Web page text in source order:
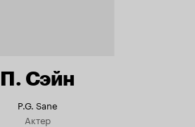
П. Сэйн
P.G. Sane
Актер